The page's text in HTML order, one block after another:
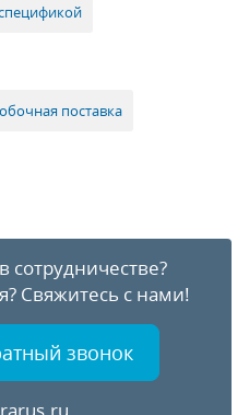
поставка
сотрудничестве?
Свяжитесь с нами!
звонок